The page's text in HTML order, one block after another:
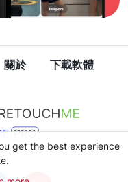
關於
下載軟體
get the best experience